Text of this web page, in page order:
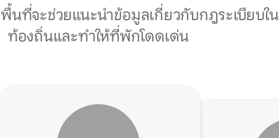
นที่จะช่วยแนะนำข้อมูลเกี่ยวกับกฎระเบียบใน
ท้องถิ่นและทำให้ที่พักโดดเด่น